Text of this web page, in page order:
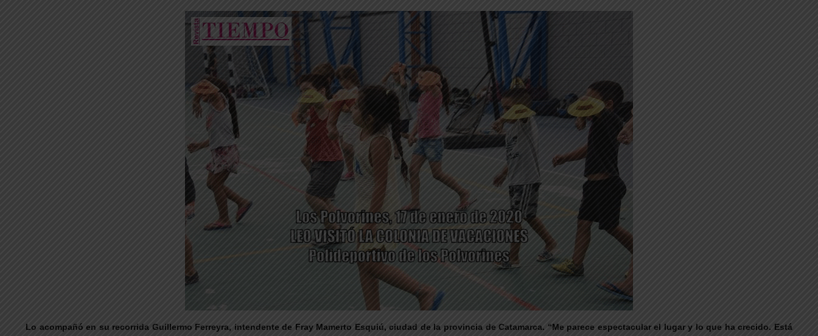
Lo acompañó en su recorrida Guillermo Ferreyra, intendente de Fray Mamerto Esquiú, ciudad de la provincia de Catamarca. “Me parece espectacular el lugar y lo que ha crecido. Está